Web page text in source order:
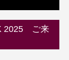
2025 ご来